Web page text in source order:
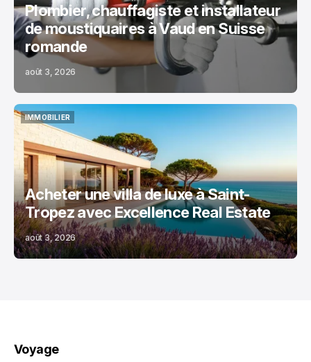
Plombier, chauffagiste et installateur
de moustiquaires à Vaud en Suisse
romande
août 3, 2026
IMMOBILIER
IMMOBILIER
Acheter une villa de luxe à Saint-
Tropez avec Excellence Real Estate
août 3, 2026
Voyage